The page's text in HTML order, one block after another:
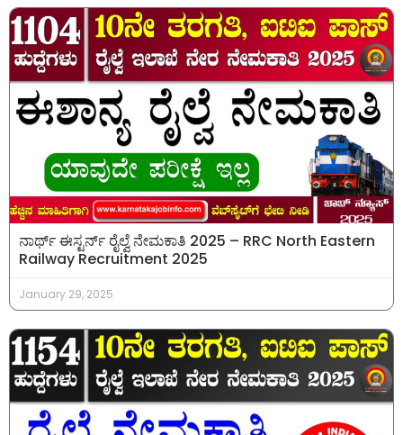
ನಾರ್ಥ್ ಈಸ್ಟರ್ನ್ ರೈಲ್ವೆ ನೇಮಕಾತಿ 2025 – RRC North Eastern
Railway Recruitment 2025
January 29, 2025